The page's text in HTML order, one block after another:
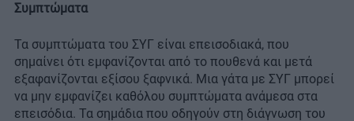
Συμπτώματα
Τα συμπτώματα του ΣΥΓ είναι επεισοδιακά, που
σημαίνει ότι εμφανίζονται από το πουθενά και μετά
εξαφανίζονται εξίσου ξαφνικά. Μια γάτα με ΣΥΓ μπορεί
να μην εμφανίζει καθόλου συμπτώματα ανάμεσα στα
επεισόδια. Τα σημάδια που οδηγούν στη διάγνωση του